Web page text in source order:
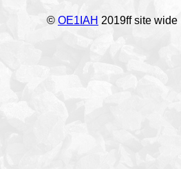
© OE1IAH 2019ff site